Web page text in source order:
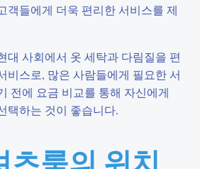
객들에게 더욱 편리한 서비스를 제
대 사회에서 옷 세탁과 다림질을 편
비스로, 많은 사람들에게 필요한 서
전에 요금 비교를 통해 자신에게
택하는 것이 좋습니다.